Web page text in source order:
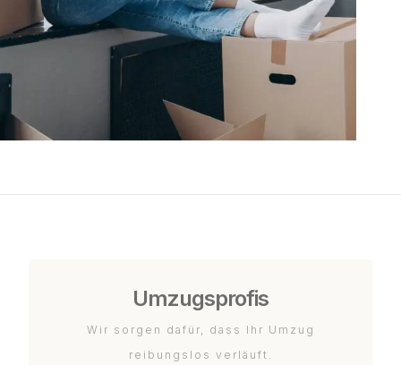
Umzugsprofis
Wir sorgen dafür, dass Ihr Umzug
reibungslos verläuft.